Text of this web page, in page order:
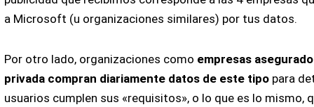
a Microsoft (u organizaciones similares) por tus datos.
Por otro lado, organizaciones como empresas
privada compran diariamente datos de este tipo para
usuarios cumplen sus «requisitos», o lo que es lo mismo,